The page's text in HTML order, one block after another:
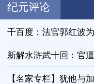
纪元评论
千百度：法官郭红波
新解水浒武十回：官
【名家专栏】犹他与